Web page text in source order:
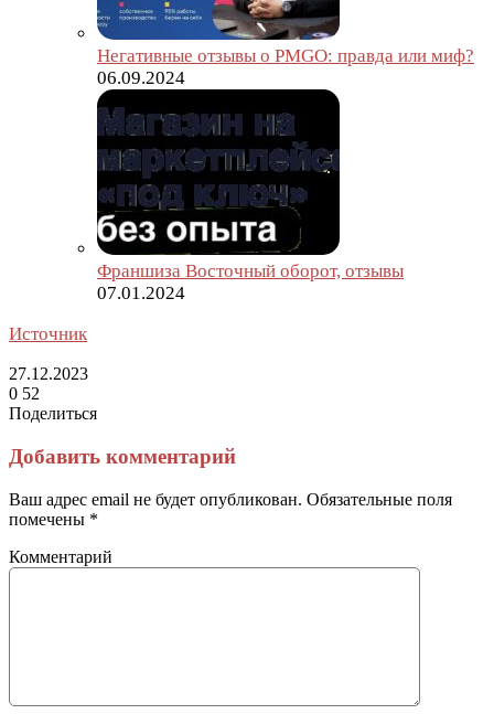
Негативные отзывы о PMGO: правда или миф?
06.09.2024
Франшиза Восточный оборот, отзывы
07.01.2024
Источник
27.12.2023
0 52
Поделиться
через
электронную
почту
Добавить комментарий
Ваш адрес email не будет опубликован. Обязательные поля
помечены *
Комментарий